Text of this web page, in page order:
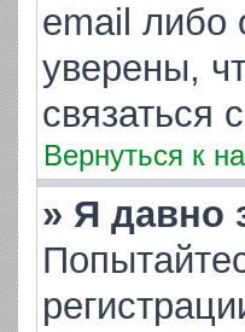
email либо
уверены,
связаться
Вернуться к
» Я давно